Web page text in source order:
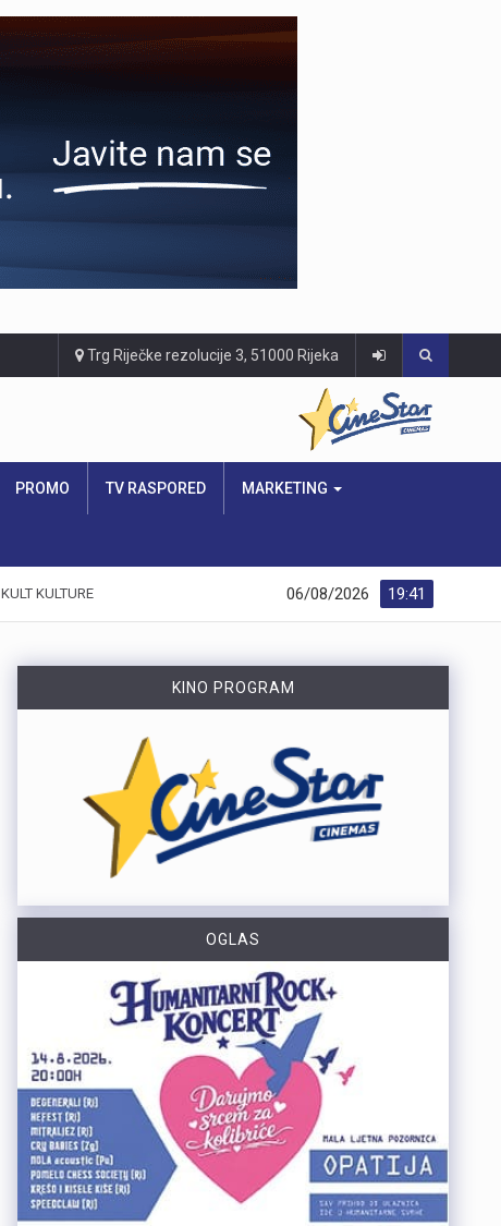
Trg Riječke rezolucije 3, 51000 Rijeka
PROMO TV RASPORED MARKETING
KULT KULTURE 19:41
06/08/2026
KINO PROGRAM
OGLAS